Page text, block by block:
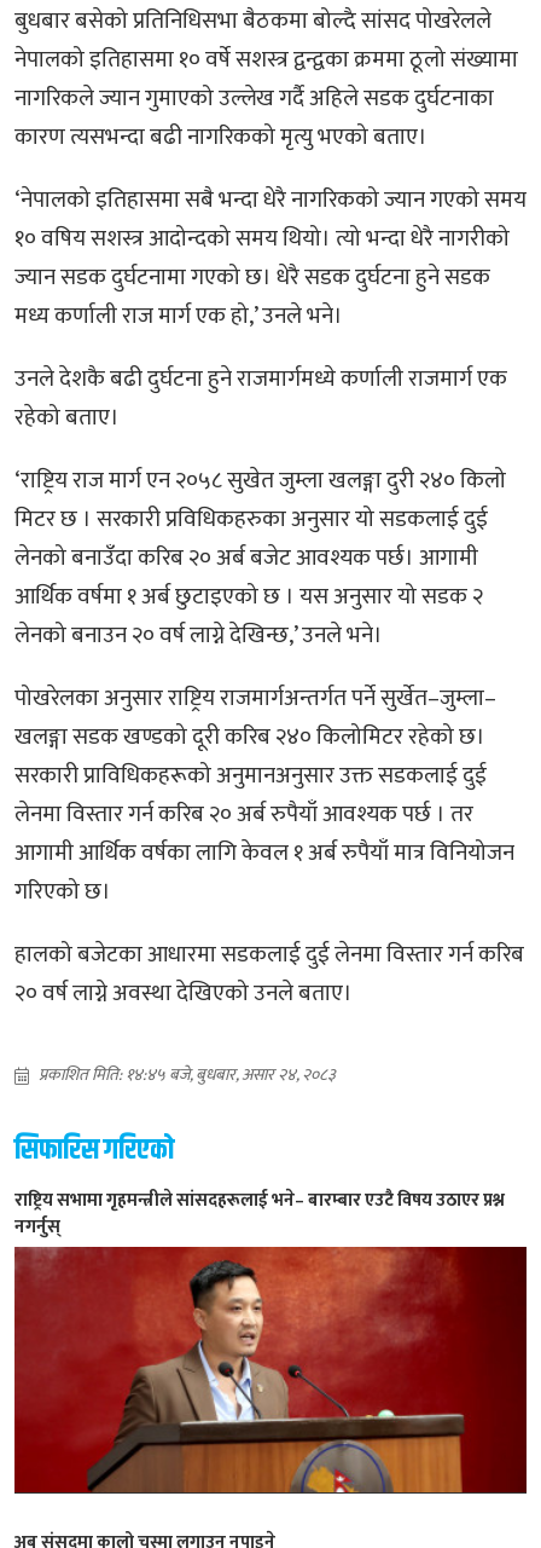
बुधबार बसेको प्रतिनिधिसभा बैठकमा बोल्दै सांसद पोखरेलले
नेपालको इतिहासमा १० वर्षे सशस्त्र द्वन्द्वका क्रममा ठूलो संख्यामा
नागरिकले ज्यान गुमाएको उल्लेख गर्दै अहिले सडक दुर्घटनाका
कारण त्यसभन्दा बढी नागरिकको मृत्यु भएको बताए।
‘नेपालको इतिहासमा सबै भन्दा धेरै नागरिकको ज्यान गएको समय
१० वषिय सशस्त्र आदोन्दको समय थियो। त्यो भन्दा धेरै नागरीको
ज्यान सडक दुर्घटनामा गएको छ। धेरै सडक दुर्घटना हुने सडक
मध्य कर्णाली राज मार्ग एक हो,’ उनले भने।
उनले देशकै बढी दुर्घटना हुने राजमार्गमध्ये कर्णाली राजमार्ग एक
रहेको बताए।
‘राष्ट्रिय राज मार्ग एन २०५८ सुखेत जुम्ला खलङ्गा दुरी २४० किलो
मिटर छ । सरकारी प्रविधिकहरुका अनुसार यो सडकलाई दुई
लेनको बनाउँदा करिब २० अर्ब बजेट आवश्यक पर्छ। आगामी
आर्थिक वर्षमा १ अर्ब छुटाइएको छ । यस अनुसार यो सडक २
लेनको बनाउन २० वर्ष लाग्ने देखिन्छ,’ उनले भने।
पोखरेलका अनुसार राष्ट्रिय राजमार्गअन्तर्गत पर्ने सुर्खेत–जुम्ला–
खलङ्गा सडक खण्डको दूरी करिब २४० किलोमिटर रहेको छ।
सरकारी प्राविधिकहरूको अनुमानअनुसार उक्त सडकलाई दुई
लेनमा विस्तार गर्न करिब २० अर्ब रुपैयाँ आवश्यक पर्छ । तर
आगामी आर्थिक वर्षका लागि केवल १ अर्ब रुपैयाँ मात्र विनियोजन
गरिएको छ।
हालको बजेटका आधारमा सडकलाई दुई लेनमा विस्तार गर्न करिब
२० वर्ष लाग्ने अवस्था देखिएको उनले बताए।
प्रकाशित मिति: १४:४५ बजे, बुधबार, असार २४, २०८३
सिफारिस गरिएको
राष्ट्रिय सभामा गृहमन्त्रीले सांसदहरूलाई भने– बारम्बार एउटै विषय उठाएर प्रश्न
नगर्नुस्